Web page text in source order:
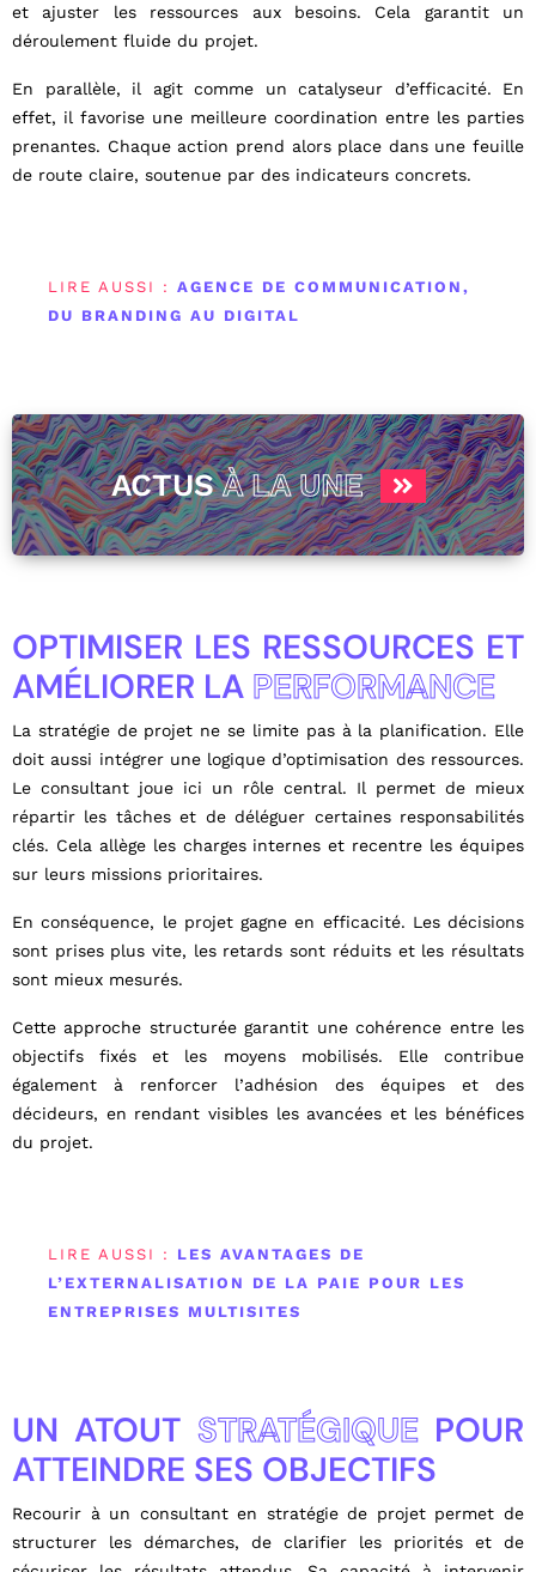
et ajuster les ressources aux besoins. Cela garantit un
déroulement fluide du projet.
En parallèle, il agit comme un catalyseur d’efficacité. En
effet, il favorise une meilleure coordination entre les parties
prenantes. Chaque action prend alors place dans une feuille
de route claire, soutenue par des indicateurs concrets.
LIRE AUSSI : AGENCE DE COMMUNICATION,
DU BRANDING AU DIGITAL
ACTUSÀ LA UNE
OPTIMISER LES RESSOURCES ET
AMÉLIORER LA PERFORMANCE
La stratégie de projet ne se limite pas à la planification. Elle
doit aussi intégrer une logique d’optimisation des ressources.
Le consultant joue ici un rôle central. Il permet de mieux
répartir les tâches et de déléguer certaines responsabilités
clés. Cela allège les charges internes et recentre les équipes
sur leurs missions prioritaires.
En conséquence, le projet gagne en efficacité. Les décisions
sont prises plus vite, les retards sont réduits et les résultats
sont mieux mesurés.
Cette approche structurée garantit une cohérence entre les
objectifs fixés et les moyens mobilisés. Elle contribue
également à renforcer l’adhésion des équipes et des
décideurs, en rendant visibles les avancées et les bénéfices
du projet.
LIRE AUSSI : LES AVANTAGES DE
L’EXTERNALISATION DE LA PAIE POUR LES
ENTREPRISES MULTISITES
UN ATOUT STRATÉGIQUEPOUR
ATTEINDRE SES OBJECTIFS
Recourir à un consultant en stratégie de projet permet de
structurer les démarches, de clarifier les priorités et de